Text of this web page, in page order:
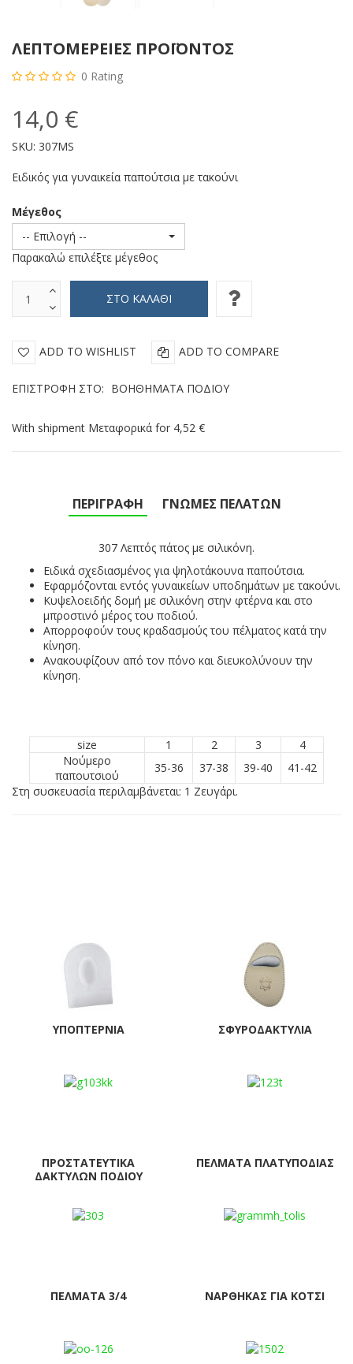
ΛΕΠΤΟΜΈΡΕΙΕΣ ΠΡΟΪΌΝΤΟΣ
0 Rating
14,0 €
SKU: 307MS
Ειδικός για γυναικεία παπούτσια με τακούνι
Μέγεθος
-- Επιλογή --
Παρακαλώ επιλέξτε μέγεθος
ADD TO WISHLIST ADD TO COMPARE
ΕΠΙΣΤΡΟΦΉ ΣΤΟ: ΒΟΗΘΉΜΑΤΑ ΠΟΔΙΟΎ
With shipment Μεταφορικά for 4,52 €
ΠΕΡΙΓΡΑΦΉ ΓΝΏΜΕΣ ΠΕΛΑΤΏΝ
307 Λεπτός πάτος με σιλικόνη.
Ειδικά σχεδιασμένος για ψηλοτάκουνα παπούτσια.
Εφαρμόζονται εντός γυναικείων υποδημάτων με τακούνι.
Κυψελοειδής δομή με σιλικόνη στην φτέρνα καιστο
μπροστινό μέρος του ποδιού.
Απορροφούν τους κραδασμούς του πέλματος κατά την
κίνηση.
Ανακουφίζουν από τον πόνο και διευκολύνουν την
κίνηση.
size 1 2 3
4
Νούμερο
παπουτσιού
35-36 37-38 39-40
41-42
Στη συσκευασία περιλαμβάνεται: 1 Ζευγάρι.
ΥΠΟΠΤΈΡΝΙΑ ΣΦΥΡΟΔΑΚΤΥΛΊΑ
ΠΡΟΣΤΑΤΕΥΤΙΚΆ
ΔΑΚΤΎΛΩΝ ΠΟΔΙΟΎ
ΠΈΛΜΑΤΑ ΠΛΑΤΥΠΟΔΊΑΣ
ΠΈΛΜΑΤΑ 3/4 ΝΆΡΘΗΚΑΣ ΓΙΑ ΚΌΤΣΙ